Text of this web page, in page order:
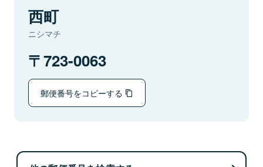
西町
ニシマチ
723-0063
郵便番号をコピーする